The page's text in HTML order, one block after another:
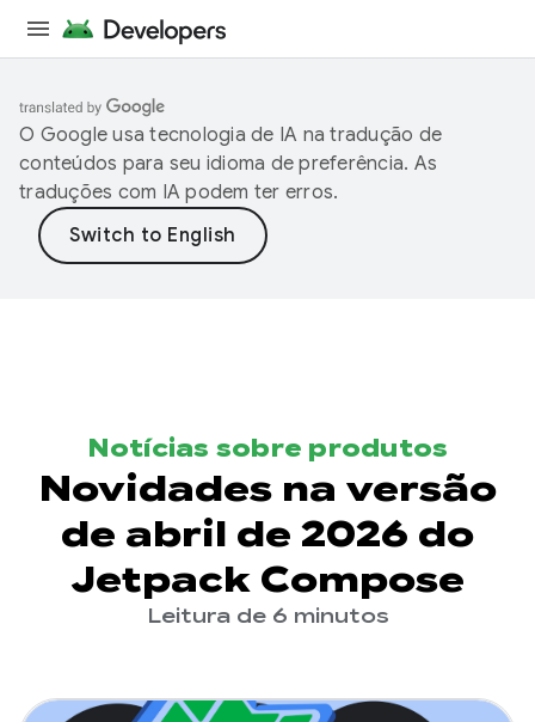
O Google usa tecnologia de IA na tradução de
conteúdos para seu idioma de preferência. As
traduções com IA podem ter erros.
Notícias sobre produtos
Novidades na versão
de abril de 2026 do
Jetpack Compose
Leitura de 6 minutos